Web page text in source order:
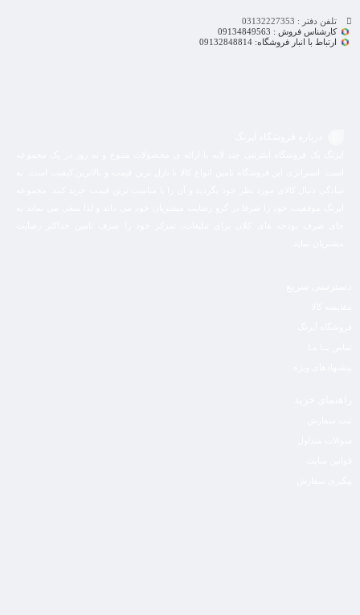
تلفن دفتر : 03132227353
کارشناس فروش : 09134849563
ارتباط با انبار فروشگاه: 09132848814